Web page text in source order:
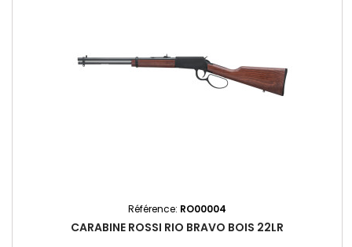
Référence: RO00004
CARABINE ROSSI RIO BRAVO BOIS 22LR